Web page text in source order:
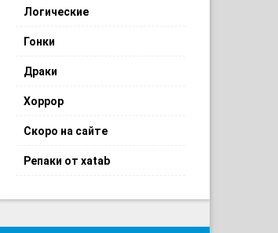
Логические
Гонки
Драки
Хоррор
Скоро на сайте
Репаки от xatab